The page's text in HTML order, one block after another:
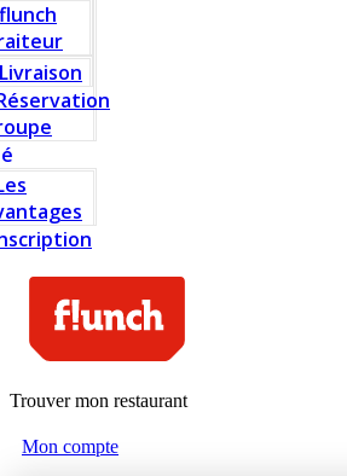
flunch
Livraison
Trouver mon restaurant
Mon compte